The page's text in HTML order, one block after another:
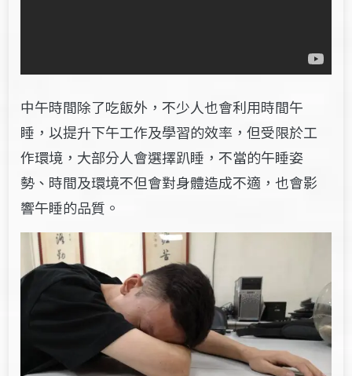
中午時間除了吃飯外，不少人也會利用時間午
睡，以提升下午工作及學習的效率，但受限於工
作環境，大部分人會選擇趴睡，不當的午睡姿
勢、時間及環境不但會對身體造成不適，也會影
響午睡的品質。